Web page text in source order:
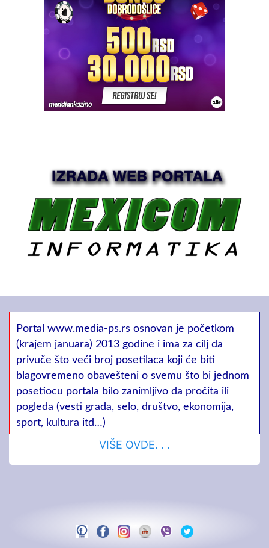
Portal www.media-ps.rs osnovan je početkom
(krajem januara) 2013 godine i ima za cilj da
privuče što veći broj posetilaca koji će biti
blagovremeno obavešteni o svemu što bi jednom
posetiocu portala bilo zanimljivo da pročita ili
pogleda (vesti grada, selo, društvo, ekonomija,
sport, kultura itd…)
VIŠE OVDE. . .